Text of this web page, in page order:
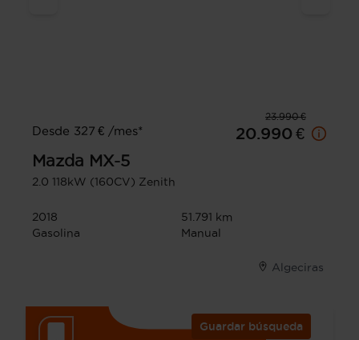
23.990 €
Desde 327 € /mes*
20.990 €
Mazda MX-5
2.0 118kW (160CV) Zenith
2018
51.791 km
Gasolina
Manual
Algeciras
Guardar búsqueda